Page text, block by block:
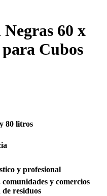
60 x
Cubos
80 litros
y profesional
y comercios
residuos